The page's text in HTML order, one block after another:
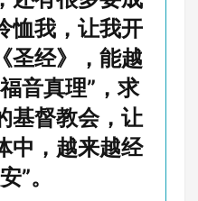
恤我，让我开
圣经》，能越
音真理”，求
基督教会，让
中，越来越经
”。